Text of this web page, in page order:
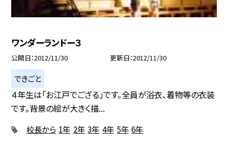
ワンダーランドー３
公開日 2012/11/30 更新日 2012/11/30
できごと
４年生は「お江戸でござる」です。全員が浴衣、着物等の衣装
です。背景の絵が大きく描...
校長から 1年 2年 3年 4年 5年 6年